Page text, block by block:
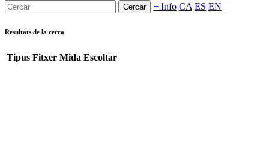
Cercar + Info CA ES EN
Resultats de la cerca
Tipus Fitxer Mida Escoltar